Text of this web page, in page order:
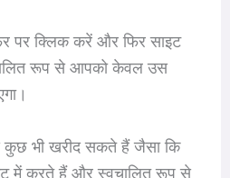
पर क्लिक करें और फिर साइट
रूप से आपको केवल उस
भी खरीद सकते हैं जैसा कि
में करते हैं और स्वचालित रूप से